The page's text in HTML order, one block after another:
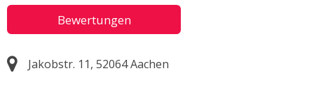
Bewertungen
Jakobstr. 11, 52064 Aachen